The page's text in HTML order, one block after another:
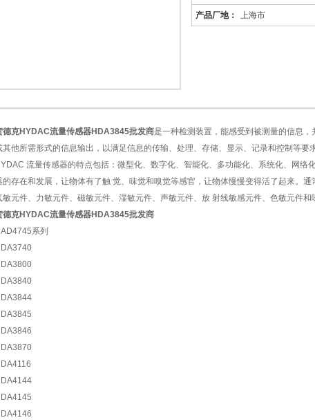
1 2
产品厂地： 上海市
德克HYDAC流量传感器HDA3845批发商是一种检测装置，能感受到被测量的信息
其他所需形式的信息输出，以满足信息的传输、处理、存储、显示、记录和控制等要求
流量传感器的特点包括：微型化、数字化、智能化、多功能化、系统化、网络
的存在和发展，让物体有了触 觉、味觉和嗅觉等感官，让物体慢慢变得活了起来。通
敏元件、力敏元件、磁敏元件、湿敏元件、声敏元件、放 射线敏感元件、色敏元件和
德克HYDAC流量传感器HDA3845批发商
系列